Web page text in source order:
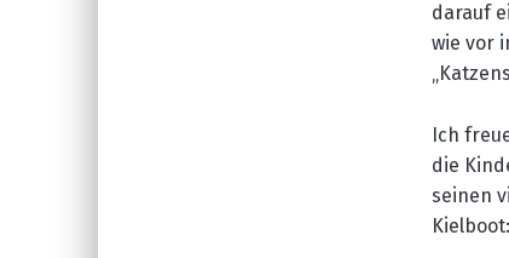
darauf
wie vor
Ich
die
seinen